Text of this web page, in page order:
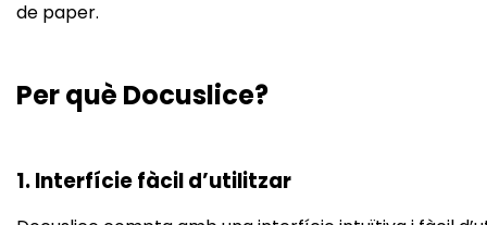
de paper.
Per què Docuslice?
1. Interfície fàcil d’utilitzar